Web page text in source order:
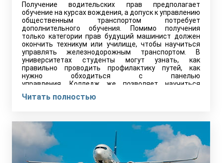
Получение водительских прав предполагает
обучение на курсах вождения, а допуск к управлению
общественным транспортом потребует
дополнительного обучения. Помимо получения
только категории прав будущий машинист должен
окончить техникум или училище, чтобы научиться
управлять железнодорожным транспортом. В
университетах студенты могут узнать, как
правильно проводить профилактику путей, как
нужно обходиться с панелью
управления. Колледж же позволяет научиться
машинист уже может начинать трудовую
Читать полностью